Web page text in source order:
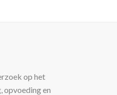
op het
opvoeding en